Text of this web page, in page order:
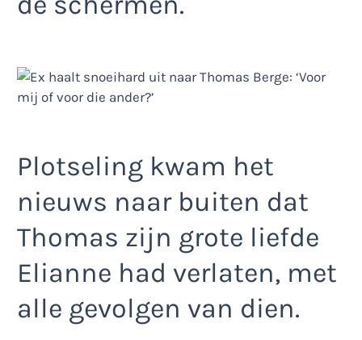
Plotseling kwam het
nieuws naar buiten dat
Thomas zijn grote liefde
Elianne had verlaten, met
alle gevolgen van dien.